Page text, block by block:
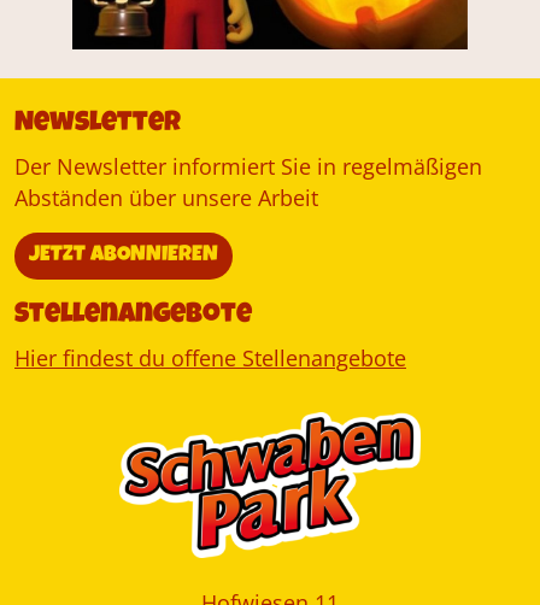
Newsletter
Der Newsletter informiert Sie in regelmäßigen
Abständen über unsere Arbeit
JETZT ABONNIEREN
Stellenangebote
Hier findest du offene Stellenangebote